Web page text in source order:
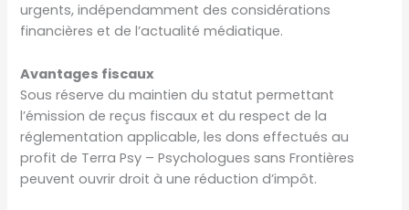
urgents, indépendamment des considérations
financières et de l’actualité médiatique.
Avantages fiscaux
Sous réserve du maintien du statut permettant
l’émission de reçus fiscaux et du respect de la
réglementation applicable, les dons effectués au
profit de Terra Psy – Psychologues sans Frontières
peuvent ouvrir droit à une réduction d’impôt.